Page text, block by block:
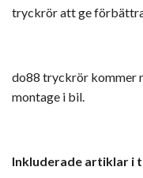
tryckrör att ge
do88 tryckrör kommer
montage i bil.
Inkluderade artiklar i